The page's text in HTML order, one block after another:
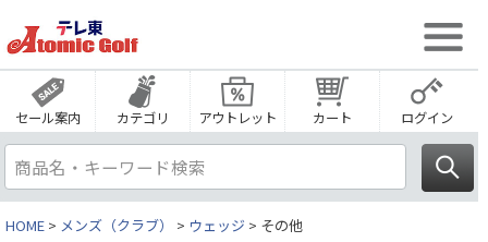
セール案内 カテゴリ アウトレット カート ログイン
HOME メンズ（クラブ） ウェッジ その他